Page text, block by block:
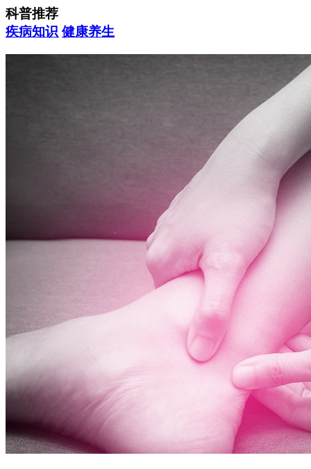
科普推荐
疾病知识 健康养生